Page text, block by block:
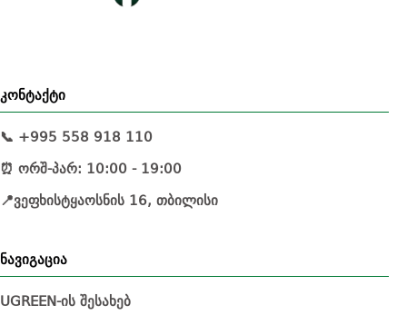
კონტაქტი
📞 +995 558 918 110
⏰ ორშ-პარ: 10:00 - 19:00
📍ვეფხისტყაოსნის 16, თბილისი
ნავიგაცია
UGREEN-ის შესახებ